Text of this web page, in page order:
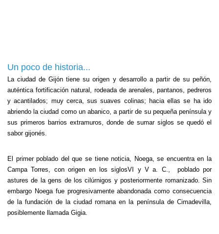
Un poco de historia...
La ciudad de Gijón tiene su origen y desarrollo a partir de su peñón,
auténtica fortificación natural, rodeada de arenales, pantanos, pedreros
y acantilados; muy cerca, sus suaves colinas; hacia ellas se ha ido
abriendo la ciudad como un abanico, a partir de su pequeña península y
sus primeros barrios extramuros, donde de sumar siglos se quedó el
sabor gijonés.
El primer poblado del que se tiene noticia, Noega, se encuentra en la
Campa Torres, con origen en los siglosVI y V a. C., poblado por
astures de la gens de los cilúrnigos y posteriormente romanizado. Sin
embargo Noegafue progresivamente abandonada como consecuencia
de la fundación de la ciudad romana en la península de Cimadevilla,
posiblemente llamada Gigia.